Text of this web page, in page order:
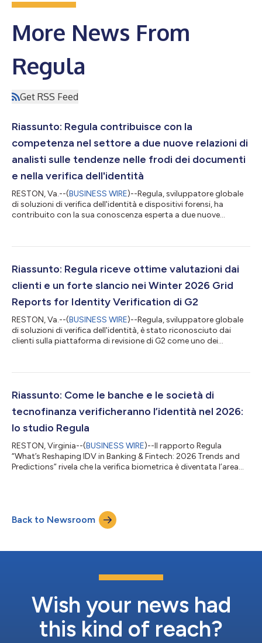
More News From
Regula
Get RSS Feed
Riassunto: Regula contribuisce con la
competenza nel settore a due nuove relazioni di
analisti sulle tendenze nelle frodi dei documenti
e nella verifica dell'identità
RESTON, Va.--(BUSINESS WIRE)--Regula, sviluppatore globale
di soluzioni di verifica dell'identità e dispositivi forensi, ha
contribuito con la sua conoscenza esperta a due nuove
collaborazioni con le agenzie di frontiera di tutto il mondo,
forense dei documenti e della verifica dell'identità. Il contribut...
Riassunto: Regula riceve ottime valutazioni dai
clienti e un forte slancio nei Winter 2026 Grid
Reports for Identity Verification di G2
RESTON, Va.--(BUSINESS WIRE)--Regula, sviluppatore globale
di soluzioni di verifica dell'identità, è stato riconosciuto dai
clienti sulla piattaforma di revisione di G2 come uno dei
Winter 2026 Grid® Reports for Identity Verification. Questa
Grid® for Identity Verification Software di G2, riflettendo l...
Riassunto: Come le banche e le società di
tecnofinanza verificheranno l’identità nel 2026:
lo studio Regula
RESTON, Virginia--(BUSINESS WIRE)--Il rapporto Regula
“What’s Reshaping IDV in Banking & Fintech: 2026 Trends and
Predictions” rivela che la verifica biometrica è diventata l’area
su dieci sono vittima di frodi basate sull’impersonificazione, per
cui è in corso una transizione verso una verifica più...
Back to Newsroom
Wish your news had
this kind of reach?